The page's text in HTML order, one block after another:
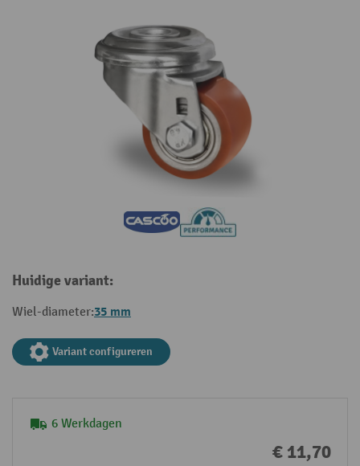
Huidige variant:
Wiel-diameter:35 mm
Variant configureren
6 Werkdagen
€ 11,70